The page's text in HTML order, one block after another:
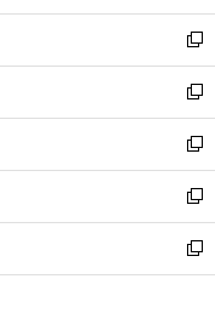
開
く
ウ
で
開
く
ン
ド
ウ
で
開
く
ウ
ィ
ン
ド
ウ
で
開
く
新
し
い
ウ
ィ
ン
ド
ウ
で
開
新
し
い
ウ
ィ
ン
ド
ウ
新
し
い
ウ
ィ
ン
新
し
い
ウ
新
し